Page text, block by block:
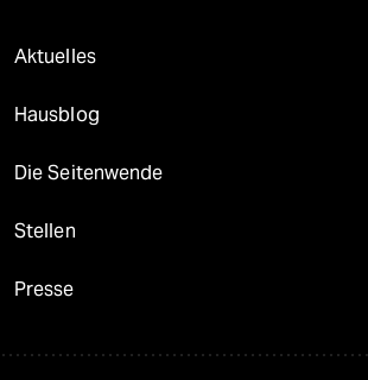
Aktuelles
Hausblog
Die Seitenwende
Stellen
Presse